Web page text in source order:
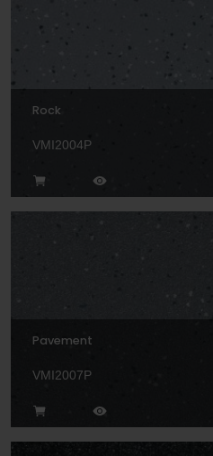
Rock
VMI2004P
Pavement
VMI2007P